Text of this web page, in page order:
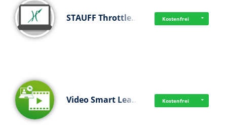
STAUFF Throttle… Kostenfrei
Video Smart Lea… Kostenfrei